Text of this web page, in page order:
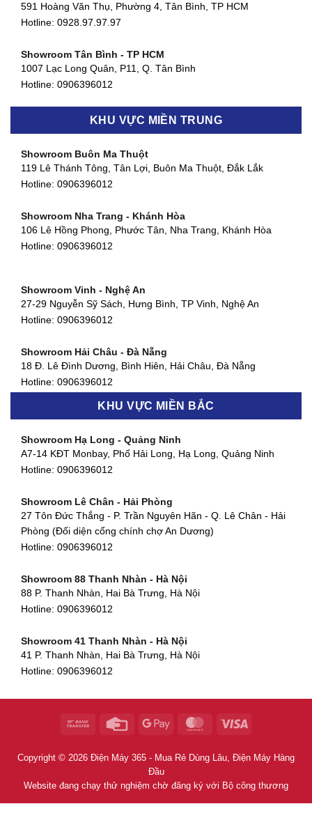
591 Hoàng Văn Thụ, Phường 4, Tân Bình, TP HCM
Hotline: 0928.97.97.97
Showroom Tân Bình - TP HCM
1007 Lạc Long Quân, P11, Q. Tân Bình
Hotline: 0906396012
Showroom Biên Hòa - Đồng Nai
Showroom Thuận An - Bình Dương
Showroom Quận 11 - TP. HCM
Showroom Quận 4 - TP. HCM
127 Khánh Hội, Phường 3, Quận 4,TP. HCM
Showroom Quận 7 - TP. HCM
877 Huỳnh Tấn Phát, Phú Thuận, Quận 7, TP HCM
Hotline:0906396012
580 Phan Văn Trị, Phường 7, Quận 5, TP HCM
Hotline:0906396012
90 Đ. Cộng Hòa, Phường 4, Tân Bình, TP HCM
Hotline:0906396012
KHU VỰC MIỀN TRUNG
Showroom Buôn Ma Thuột
119 Lê Thánh Tông, Tân Lợi, Buôn Ma Thuột, Đắk Lắk
Hotline: 0906396012
Showroom Nha Trang - Khánh Hòa
106 Lê Hồng Phong, Phước Tân, Nha Trang, Khánh Hòa
Hotline: 0906396012
Showroom Vinh - Nghệ An
27-29 Nguyễn Sỹ Sách, Hưng Bình, TP Vinh, Nghệ An
Hotline: 0906396012
Showroom Hải Châu - Đà Nẵng
18 Đ. Lê Đình Dương, Bình Hiên, Hải Châu, Đà Nẵng
Hotline: 0906396012
Showroom Thanh Khê - Đà Nẵng
Hotline:0906396012
Showroom Cẩm Lệ - Đà Nẵng
Hotline:0906396012
Showroom Huế
54 Hùng Vương, Phú Hội, Thành phố Huế, Thừa Thiên Huế
Showroom Hà Tĩnh
82 Quang Trung, Thạch Quý, Hà Tĩnh
Showroom Quy Nhơn - Bình Định
956 Trần Hưng Đạo, P, Thành phố Quy Nhơn, Bình Định
KHU VỰC MIỀN BẮC
Showroom Hạ Long - Quảng Ninh
A7-14 KĐT Monbay, Phố Hải Long, Hạ Long, Quảng Ninh
Hotline: 0906396012
Showroom Lê Chân - Hải Phòng
27 Tôn Đức Thắng - P. Trần Nguyên Hãn - Q. Lê Chân - Hải
Phòng (Đối diện cổng chính chợ An Dương)
Hotline: 0906396012
Showroom 88 Thanh Nhàn - Hà Nội
88 P. Thanh Nhàn, Hai Bà Trưng, Hà Nội
Hotline: 0906396012
Showroom 41 Thanh Nhàn - Hà Nội
41 P. Thanh Nhàn, Hai Bà Trưng, Hà Nội
Hotline: 0906396012
268 P. Tây Sơn, Trung Liệt, Đống Đa, Hà Nội
Showroom Khâm Thiên - Hà Nội
Copyright © 2026 Điện Máy 365 - Mua Rẻ Dùng Lâu, Điện Máy Hàng
Đầu
Website đang chạy thử nghiệm chờ đăng ký với Bộ công thương